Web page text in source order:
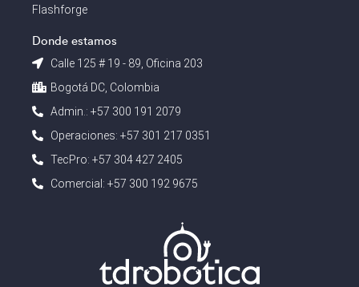
Flashforge
Donde estamos
Calle 125 # 19 - 89, Oficina 203
Bogotá DC, Colombia
Admin.: +57 300 191 2079
Operaciones: +57 301 217 0351
TecPro: +57 304 427 2405
Comercial: +57 300 192 9675